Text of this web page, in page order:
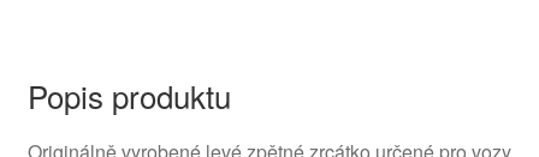
Popis produktu